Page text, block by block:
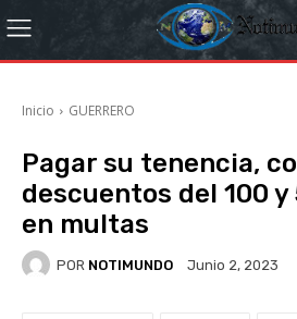
Inicio GUERRERO
Pagar su tenencia,
descuentos del 100
en multas
POR NOTIMUNDO Junio 2, 2023